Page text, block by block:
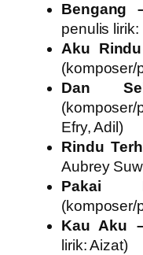
Bengang
penulis
Aku
(komposer/
Dan
Efry, Adil)
Rindu
Aubrey
Pakai
(komposer/
Kau Aku
lirik: Aizat)